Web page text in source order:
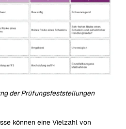
der Prüfungsfeststellungen
können eine Vielzahl von